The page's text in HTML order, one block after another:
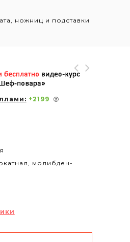
ножниц и подставки
+2199
молибден-